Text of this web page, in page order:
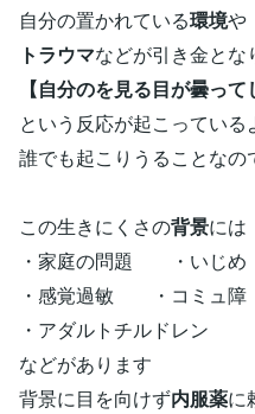
自分の置かれている環境や
トラウマなどが引き金とな
【自分のを見る目が曇って
という反応が起こっている
誰でも起こりうることなの
この生きにくさの背景には
・家庭の問題 ・いじ
・感覚過敏 ・コミュ
・アダルトチルドレン
などがあります
背景に目を向けず内服薬に